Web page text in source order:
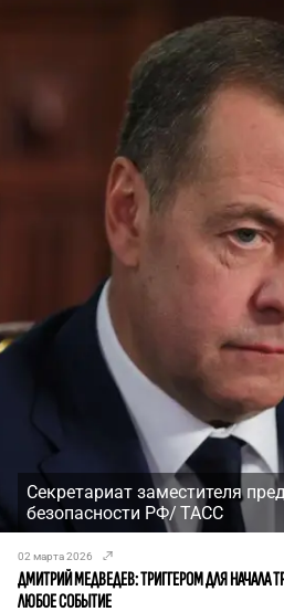
Секретариат заместителя
безопасности РФ/ ТАСС
02 марта 2026
ДМИТРИЙ МЕДВЕДЕВ: ТРИГГЕРОМ ДЛЯ НАЧАЛА
ЛЮБОЕ СОБЫТИЕ